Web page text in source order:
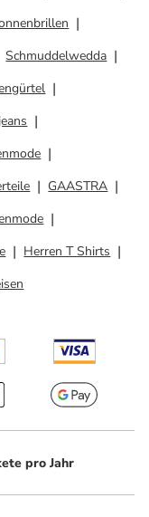
Schmuddelwedda
GAASTRA
Herren T Shirts
pro Jahr